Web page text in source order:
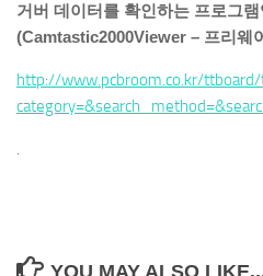
거버 데이터를 확인하는 프로그램
(Camtastic2000Viewer – 프리웨
http://www.pcbroom.co.kr/ttboard/
.
YOU MAY ALSO